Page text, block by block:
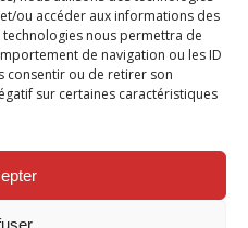
ou accéder aux informations des
nous permettra de
de navigation ou les ID
consentir ou de retirer son
sur certaines caractéristiques
les données de vos
.